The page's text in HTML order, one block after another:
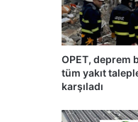
OPET, deprem
tüm yakıt
karşıladı